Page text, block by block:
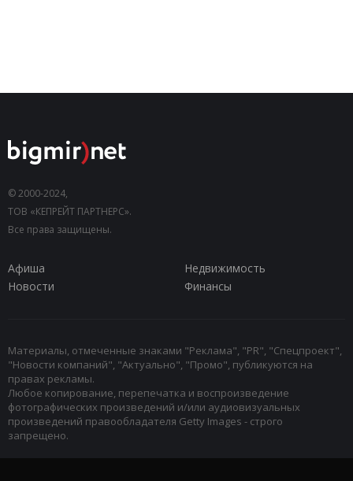
© 2000-2024,
ТОВ «КЕПРЕЙТ ПАРТНЕРС».
Все права защищены.
Афиша
Недвижимость
Новости
Финансы
Материалы, отмеченные знаками "Реклама", "PR", "Спецпроект",
"Новости компаний", "Актуально", "Промо", публикуются на
правах рекламы.
Любое копирование, перепечатка и воспроизведение
фотографических произведений и/или аудиовизуальных
произведений правообладателя Getty Images - строго
запрещено.